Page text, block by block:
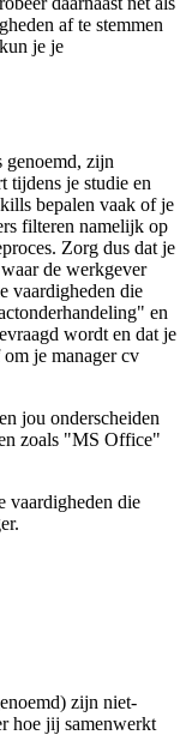
af te stemmen
je je
genoemd, zijn
tijdens je studie en
bepalen vaak of je
filteren namelijk op
Zorg dus dat je
de werkgever
vaardigheden die
en
wordt en dat je
je manager cv
jou onderscheiden
zoals "MS Office"
vaardigheden die
zijn niet-
hoe jij samenwerkt